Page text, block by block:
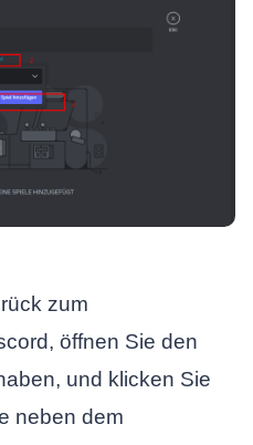
zum
öffnen Sie den
und klicken Sie
neben dem